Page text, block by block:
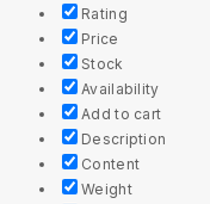
Rating
Price
Stock
Availability
Add to cart
Description
Content
Weight